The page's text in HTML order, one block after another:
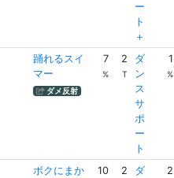
ー
ト
＋
踊れるスイ
マー
ダメ反射
7
%
2
T
ダ
ン
ス
サ
ポ
ー
ト
1
%
ボクにまか
10 2
ダ
2